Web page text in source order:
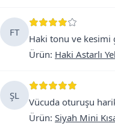
FT
Haki tonu ve kesimi
Ürün: Haki Astarlı
ŞL
Vücuda oturuşu
Ürün: Siyah Mini